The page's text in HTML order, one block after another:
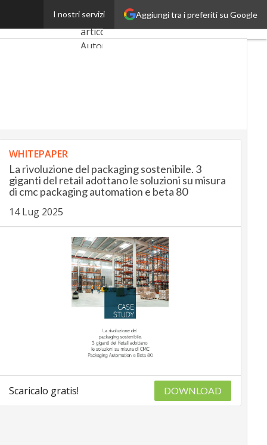
Aggiungi tra i preferiti su Google
I nostri servizi
gestire gli edificiUltimi
articoli
AutomotiveUp
SmartMobilityUp
WHITEPAPER
La rivoluzione del packaging sostenibile. 3
giganti del retail adottano le soluzioni su misura
di cmc packaging automation e beta 80
14 Lug 2025
Scaricalo gratis! DOWNLOAD